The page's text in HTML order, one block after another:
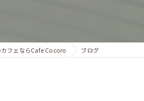
フェならCafe Cocoro ブログ